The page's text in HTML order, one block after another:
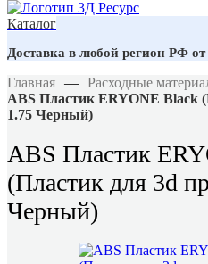
Каталог
Доставка в любой регион РФ от
Главная — Расходные
ABS Пластик ERYONE Black
1.75 Черный)
ABS Пластик
(Пластик для 3d
Черный)